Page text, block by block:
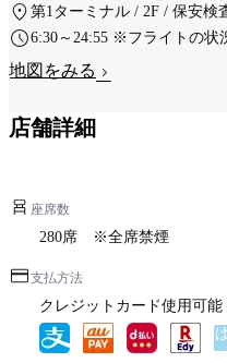
第1ターミナル / 2F / 保安検
6:30～24:55 ※フライトの状
地図をみる
店舗詳細
座席数
280席 ※全席禁煙
支払方法
クレジットカード使用可能